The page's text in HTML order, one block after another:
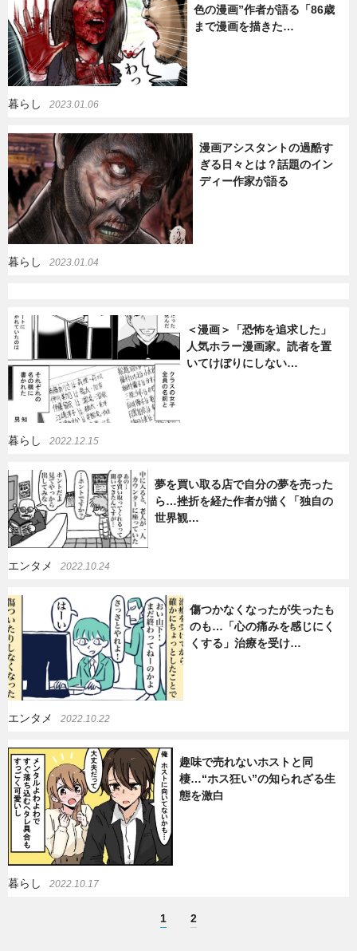
色の漫画”作者が語る「86歳
まで漫画を描きた…
暮らし 2023.01.06
漫画アシスタントの過酷す
ぎる日々とは？話題のイン
ディー作家が語る
暮らし 2023.01.04
＜漫画＞「恐怖を追求した」
人気ホラー漫画家。読者を置
いてけぼりにしない…
暮らし 2022.12.15
夢を買い取る店で自分の夢を売った
ら…挫折を経た作者が描く「独自の
世界観…
エンタメ 2022.10.24
傷つかなくなったが失ったも
のも…「心の痛みを感じにく
くする」治療を受け…
エンタメ 2022.10.22
趣味で売れないホストと同
棲…“ホス狂い”の知られざる生
態を激白
暮らし 2022.10.17
1 2